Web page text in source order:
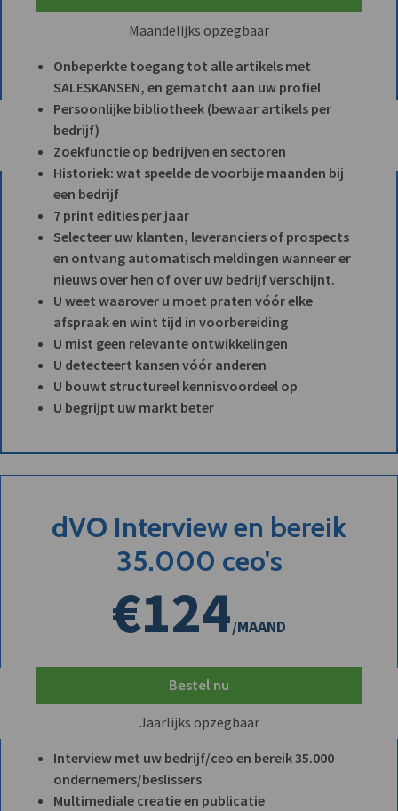
Maandelijks opzegbaar
Onbeperkte toegang tot alle artikels met
SALESKANSEN, en gematcht aan uw profiel
Persoonlijke bibliotheek (bewaar artikels per
bedrijf)
Zoekfunctie op bedrijven en sectoren
Historiek: wat speelde de voorbije maanden bij
een bedrijf
7 print edities per jaar
Selecteer uw klanten, leveranciers of prospects
en ontvang automatisch meldingen wanneer er
nieuws over hen of over uw bedrijf verschijnt.
U weet waarover u moet praten vóór elke
afspraak en wint tijd in voorbereiding
U mist geen relevante ontwikkelingen
U detecteert kansen vóór anderen
U bouwt structureel kennisvoordeel op
U begrijpt uw markt beter
dVO Interview en bereik
35.000 ceo's
€124/MAAND
Bestel nu
Jaarlijks opzegbaar
Interview met uw bedrijf/ceo en bereik 35.000
ondernemers/beslissers
Multimediale creatie en publicatie